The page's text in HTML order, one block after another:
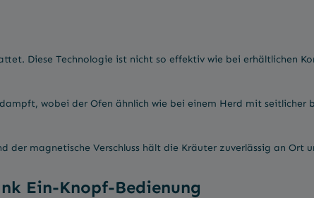
Diese Technologie ist nicht so effektiv wie bei erhältlichen
wobei der Ofen ähnlich wie bei einem Herd mit
der magnetische Verschluss hält die Kräuter zuverlässig an Ort
Ein-Knopf-Bedienung